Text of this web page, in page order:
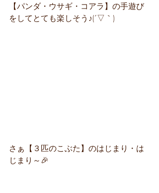
【パンダ・ウサギ・コアラ】の手遊び
をしてとても楽しそう♪(´▽｀)
さぁ【３匹のこぶた】のはじまり・は
じまり～🎉